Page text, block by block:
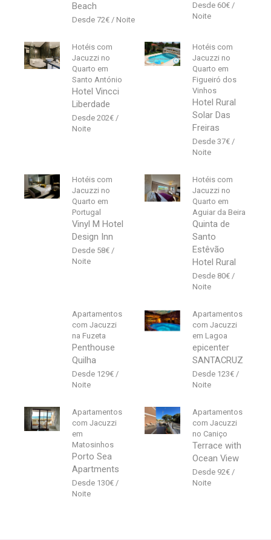
Beach
72€
60€
Hotéis com
Jacuzzi no
Quarto em
Santo António
Hotel Vincci
Liberdade
202€
Hotéis com
Jacuzzi no
Quarto em
Figueiró dos
Vinhos
Hotel Rural
Solar Das
Freiras
37€
Hotéis com
Jacuzzi no
Quarto em
Portugal
Vinyl M Hotel
Design Inn
58€
Hotéis com
Jacuzzi no
Quarto em
Aguiar da Beira
Quinta de
Santo
Estêvão
Hotel Rural
80€
Apartamentos
com Jacuzzi
na Fuzeta
Penthouse
Quilha
129€
Apartamentos
com Jacuzzi
em Lagoa
epicenter
SANTACRUZ
123€
Apartamentos
com Jacuzzi
em
Matosinhos
Porto Sea
Apartments
130€
Apartamentos
com Jacuzzi
no Caniço
Terrace with
Ocean View
92€